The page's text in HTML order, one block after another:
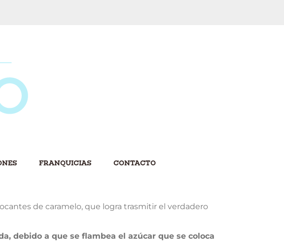
FRANQUICIAS CONTACTO
de caramelo, que logra trasmitir el verdadero
debido a que se flambea el azúcar que se coloca